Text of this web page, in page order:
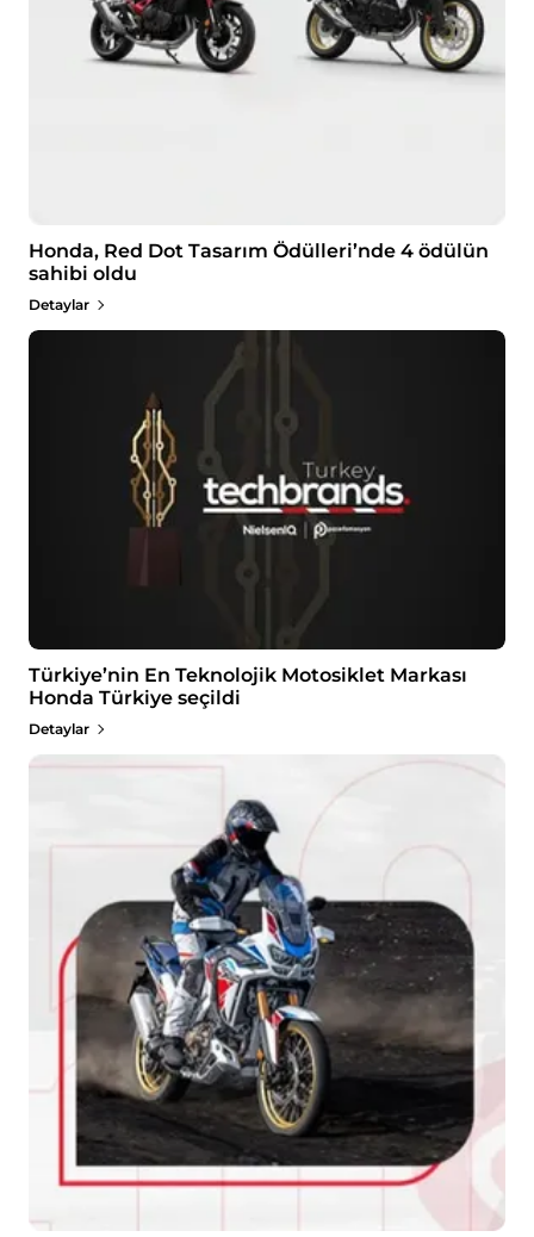
Honda, Red Dot Tasarım Ödülleri’nde 4 ödülün
sahibi oldu
Detaylar
Türkiye’nin En Teknolojik Motosiklet Markası
Honda Türkiye seçildi
Detaylar